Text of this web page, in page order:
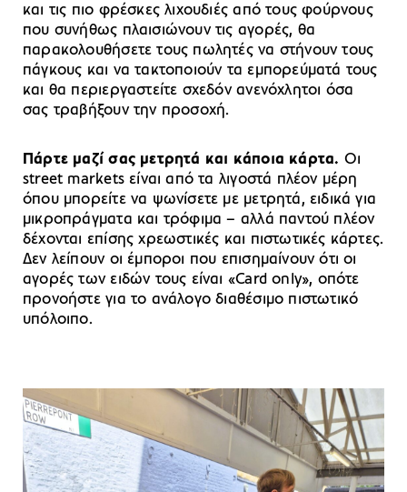
και τις πιο φρέσκες λιχουδιές από τους φούρνους
που συνήθως πλαισιώνουν τις αγορές, θα
παρακολουθήσετε τους πωλητές να στήνουν τους
πάγκους και να τακτοποιούν τα εμπορεύματά τους
και θα περιεργαστείτε σχεδόν ανενόχλητοι όσα
σας τραβήξουν την προσοχή.
Πάρτε μαζί σας μετρητά και κάποια κάρτα. Οι
street markets είναι από τα λιγοστά πλέον μέρη
όπου μπορείτε να ψωνίσετε με μετρητά, ειδικά για
μικροπράγματα και τρόφιμα – αλλά παντού πλέον
δέχονται επίσης χρεωστικές και πιστωτικές κάρτες.
Δεν λείπουν οι έμποροι που επισημαίνουν ότι οι
αγορές των ειδών τους είναι «Card only», οπότε
προνοήστε για το ανάλογο διαθέσιμο πιστωτικό
υπόλοιπο.